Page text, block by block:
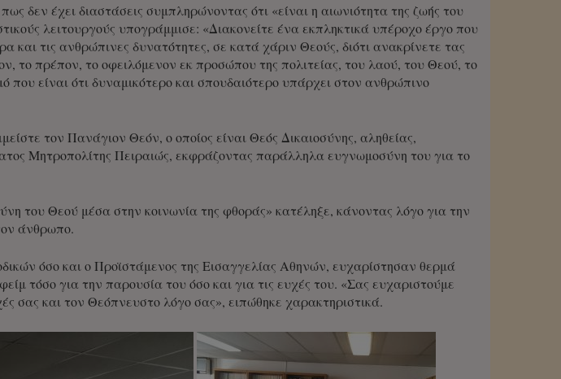
δεν έχει διαστάσεις συμπληρώνοντας ότι «είναι η αιωνιότητα της ζωής του
λειτουργούς υπογράμμισε: «Διακονείτε ένα εκπληκτικά υπέροχο έργο που
τις ανθρώπινες δυνατότητες, σε κατά χάριν Θεούς, διότι ανακρίνετε τας
το πρέπον, το οφειλόμενον εκ προσώπου της πολιτείας, του λαού, του Θεού, το
που είναι ότι δυναμικότερο και σπουδαιότερο υπάρχει στον ανθρώπινο
τον Πανάγιον Θεόν, ο οποίος είναι Θεός Δικαιοσύνης, αληθείας,
Μητροπολίτης Πειραιώς, εκφράζοντας παράλληλα ευγνωμοσύνη του για το
του Θεού μέσα στην κοινωνία της φθοράς» κατέληξε, κάνοντας λόγο για την
άνθρωπο.
όσο και ο Προϊστάμενος της Εισαγγελίας Αθηνών, ευχαρίστησαν θερμά
τόσο για την παρουσία του όσο και για τις ευχές του. «Σας ευχαριστούμε
σας και τον Θεόπνευστο λόγο σας», ειπώθηκε χαρακτηριστικά.